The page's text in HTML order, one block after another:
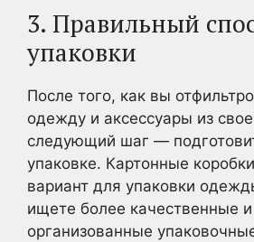
3. Правильный
упаковки
После того, как вы
одежду и аксессуары из
следующий шаг —
упаковке. Картонные
вариант для упаковки
ищете более качественные и
организованные